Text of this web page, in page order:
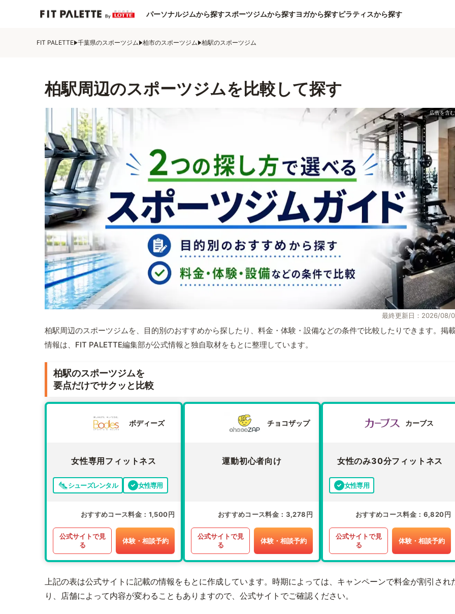
パーソナルジムから探すスポーツジムから探すヨガから探すピラティスから探す
FIT PALETTE 千葉県のスポーツジム 柏市のスポーツジム 柏駅のスポーツジム
柏駅周辺のスポーツジムを比較して探す
最終更新日：2026/08/
柏駅周辺のスポーツジムを、目的別のおすすめから探したり、料金・体験・設備などの条件で比較したりできます。掲
情報は、FIT PALETTE編集部が公式情報と独自取材をもとに整理しています。
柏駅のスポーツジムを
要点だけでサクッと比較
ボディーズ
女性専用フィットネス
シューズレンタル 女性専用
おすすめコース料金 1,500円
公式サイトで見
る
体験・相談予約
チョコザップ
運動初心者向け
おすすめコース料金 3,278円
公式サイトで見
る
体験・相談予約
カーブス
女性のみ30分フィットネス
女性専用
おすすめコース料金 6,820円
公式サイトで見
る
体験・相談予約
上記の表は公式サイトに記載の情報をもとに作成しています。時期によっては、キャンペーンで料金が割引され
り、店舗によって内容が変わることもありますので、公式サイトでご確認ください。